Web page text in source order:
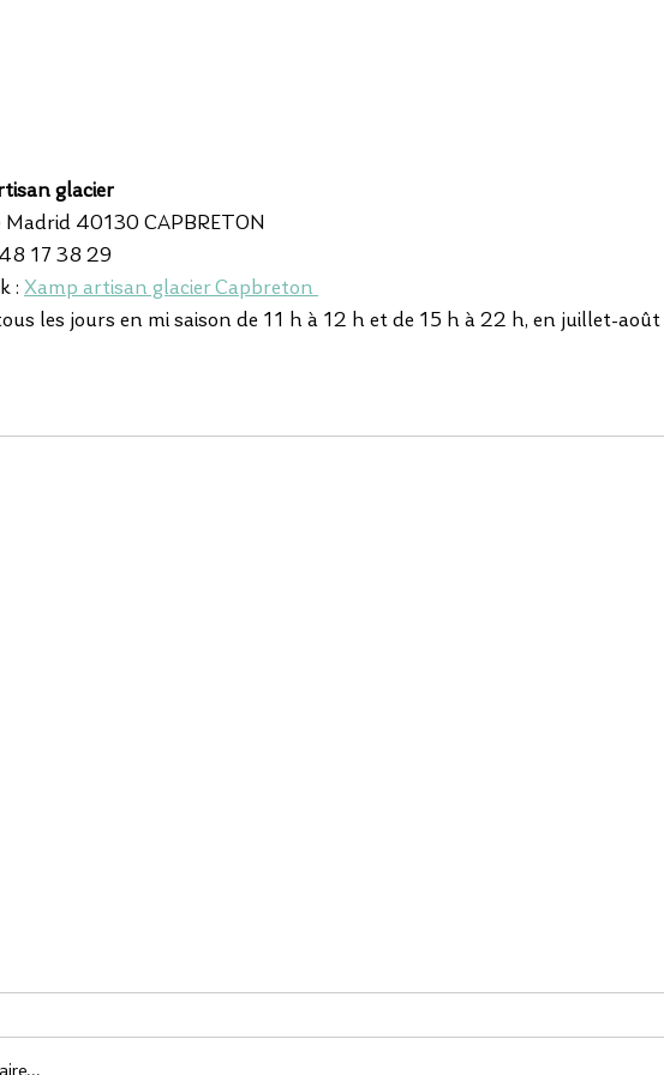
glacier
Madrid 40130 CAPBRETON
17 38 29
: Xamp artisan glacier Capbreton
les jours en mi saison de 11 h à 12 h et de 15 h à 22 h, en juillet-